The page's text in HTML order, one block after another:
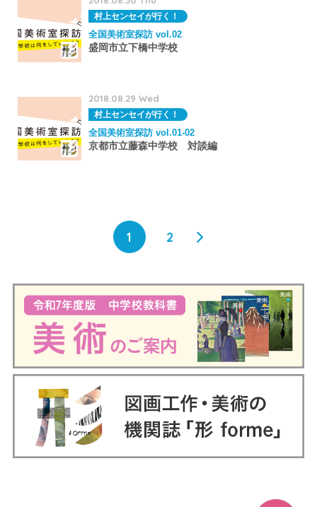
村上センセイが行く！
全国美術室探訪 vol.02
盛岡市立下橋中学校
2018.08.29 Wed
村上センセイが行く！
全国美術室探訪 vol.01-02
京都市立藤森中学校 対談編
1 2